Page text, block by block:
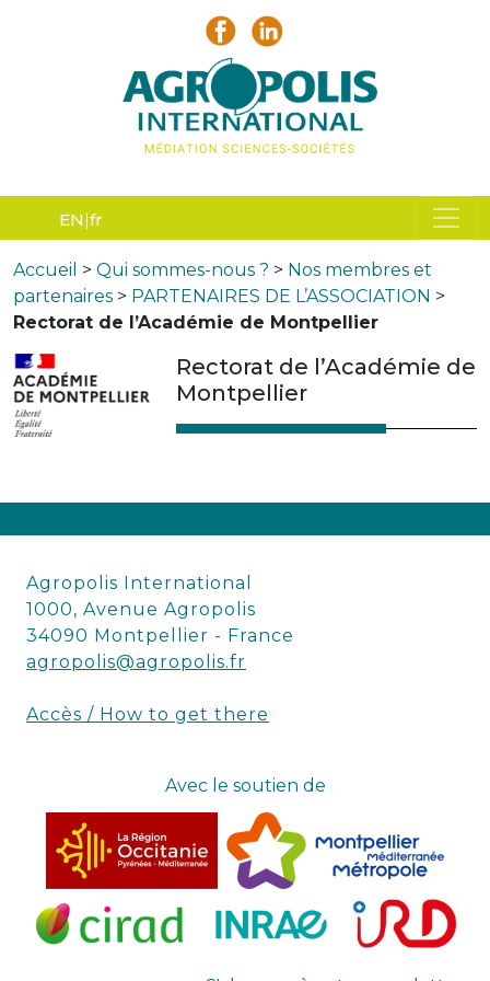
EN fr
Accueil > Qui sommes-nous ? > Nos membres et
partenaires > PARTENAIRES DE L’ASSOCIATION >
Rectorat de l’Académie de Montpellier
Rectorat de l’Académie de
Montpellier
Agropolis International
1000, Avenue Agropolis
34090 Montpellier - France
agropolis@agropolis.fr
Accès / How to get there
Avec le soutien de